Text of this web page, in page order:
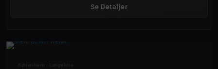
Se Detaljer
København - Langelinie